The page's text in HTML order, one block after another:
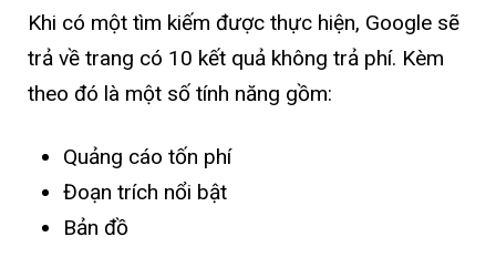
Khi có một tìm kiếm được thực hiện, Google sẽ
trả về trang có 10 kết quả không trả phí. Kèm
theo đó là một số tính năng gồm:
Quảng cáo tốn phí
Đoạn trích nổi bật
Bản đồ